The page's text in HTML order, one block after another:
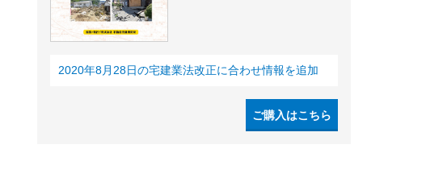
2020年8月28日の宅建業法改正に合わせ情報を追加
ご購入はこちら